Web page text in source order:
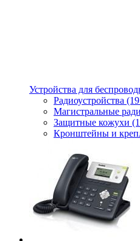
Устройства для
Радиоустройства
Магистральные
Защитные кожухи
Кронштейны и